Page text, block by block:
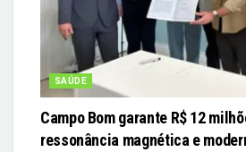
SAÚDE
Campo Bom garante R$ 12
ressonância magnética e